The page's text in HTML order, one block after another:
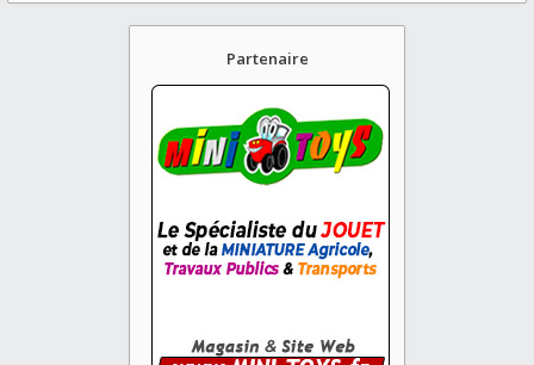
Partenaire